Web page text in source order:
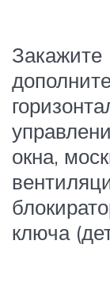
Закажите
окна,
ключа